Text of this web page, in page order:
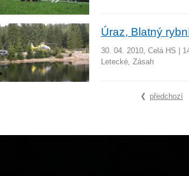
Úraz, Blatný
30. 04. 2010, Celá HS
Letecké, Zásah
předchozí